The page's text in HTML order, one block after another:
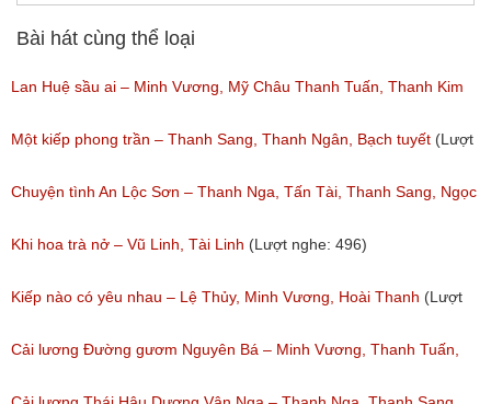
Bài hát cùng thể loại
Lan Huệ sầu ai – Minh Vương, Mỹ Châu Thanh Tuấn, Thanh Kim
Huệ
(Lượt nghe: 2,626)
Một kiếp phong trần – Thanh Sang, Thanh Ngân, Bạch tuyết (Lượt
nghe: 924)
Chuyện tình An Lộc Sơn – Thanh Nga, Tấn Tài, Thanh Sang, Ngọc
Giàu
(Lượt nghe: 1,251)
Khi hoa trà nở – Vũ Linh, Tài Linh (Lượt nghe: 496)
Kiếp nào có yêu nhau – Lệ Thủy, Minh Vương, Hoài Thanh (Lượt
nghe: 1,059)
Cải lương Đường gươm Nguyên Bá – Minh Vương, Thanh Tuấn,